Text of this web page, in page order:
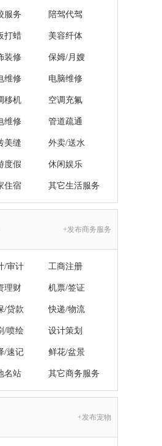
服务 陪驾代驾
打蜡 美容纤体
装修 保姆/月嫂
维修 电脑维修
移机 空调充氟
维修 管道疏通
美缝 外卖/送水
度假 休闲娱乐
住宿 其它生活服务
+发布商务服务
/审计 工商注册
理财 机票/签证
/贷款 快递/物流
/喷绘 设计策划
/速记 鲜花/盆景
名站 其它商务服务
+发布宠物